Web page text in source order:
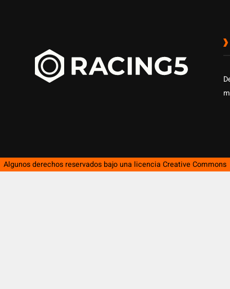
Algunos derechos reservados bajo una licencia Creative Commons